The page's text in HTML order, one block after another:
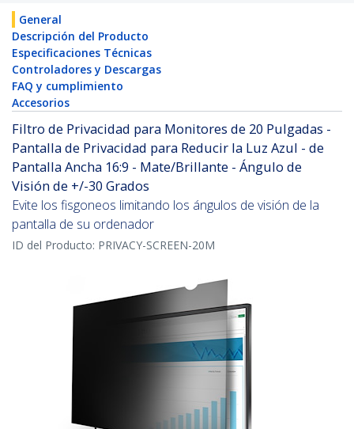
General
Descripción del Producto
Especificaciones Técnicas
Controladores y Descargas
FAQ y cumplimiento
Accesorios
Filtro de Privacidad para Monitores de 20 Pulgadas -
Pantalla de Privacidad para Reducir la Luz Azul - de
Pantalla Ancha 16:9 - Mate/Brillante - Ángulo de
Visión de +/-30 Grados
Evite los fisgoneos limitando los ángulos de visión de la
pantalla de su ordenador
ID del Producto: PRIVACY-SCREEN-20M